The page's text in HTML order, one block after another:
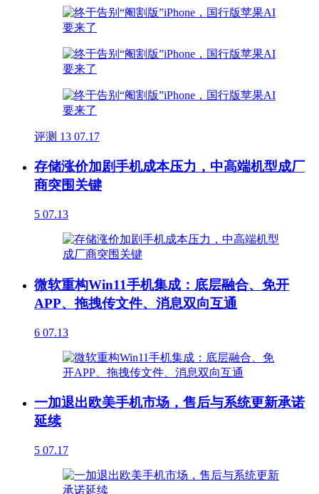
评测 13 07.17
存储涨价加剧手机成本压力，中高端机型成厂
商突围关键
5 07.13
微软重构Win11手机集成：底层融合、免开
APP、拖拽传文件、消息双向互通
6 07.13
一加退出欧美手机市场，售后与系统更新承诺
延续
5 07.17